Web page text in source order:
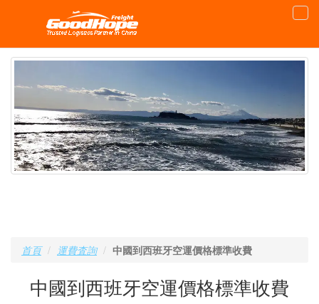
首頁 運費査詢 中國到西班牙空運價格標準收費
中國到西班牙空運價格標準收費